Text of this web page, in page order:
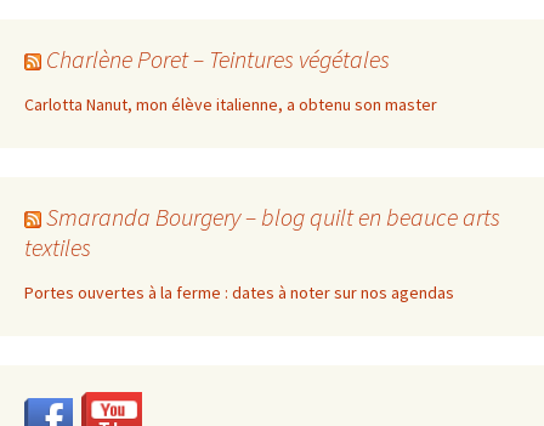
Charlène Poret – Teintures végétales
Carlotta Nanut, mon élève italienne, a obtenu son master
Smaranda Bourgery – blog quilt en beauce arts
textiles
Portes ouvertes à la ferme : dates à noter sur nos agendas